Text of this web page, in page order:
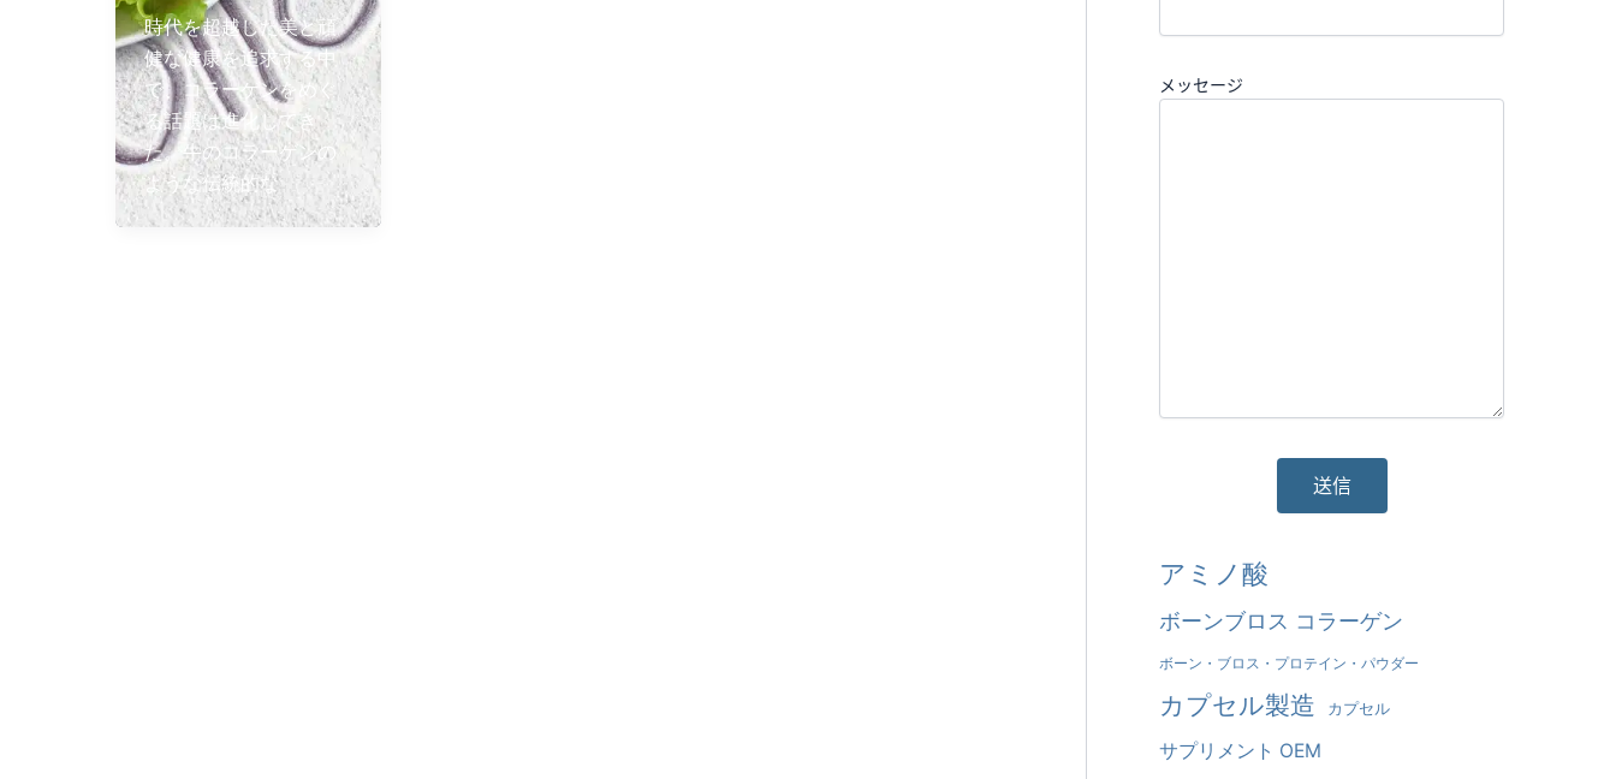
時代を超越した美と頑
健な健康を追求する中
で、コラーゲンをめぐ
る話題は進化してき
た。牛のコラーゲンの
ような伝統的な
メッセージ
そ
わ
る
アミノ酸
ボーンブロス コラーゲン
ボーン・ブロス・プロテイン・パウダー
カプセル製造 カプセル
サプリメント OEM